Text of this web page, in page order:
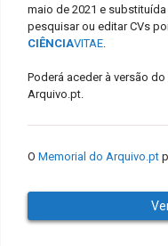
maio de 2021 e
pesquisar ou editar CVs
CIÊNCIAVITAE.
Poderá aceder à versão
Arquivo.pt.
O Memorial do Arquivo.pt